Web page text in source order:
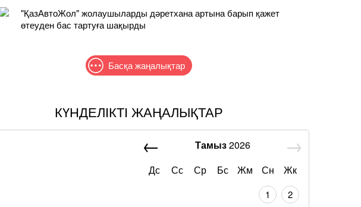
"ҚазАвтоЖол" жолаушыларды дәретхана артына барып қажет
өтеуден бас тартуға шақырды
Басқа жаңалықтар
КҮНДЕЛІКТІ ЖАҢАЛЫҚТАР
Тамыз2026
Дс
Сс Ср Бс Жм Сн Жк
1
2